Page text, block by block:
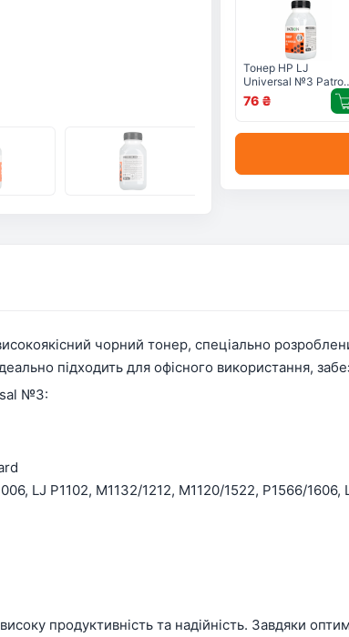
Тонер HP LJ
Universal №3 Patron
(PN-HU3-100)
76 ₴
чорний тонер, спеціально
підходить для офісного використання,
№3:
LJ P1102, M1132/1212, M1120/1522, P1566/
продуктивність та надійність. Завдяки